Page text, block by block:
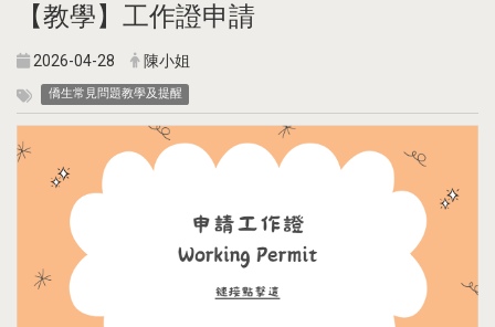
【教學】工作證申請
2026-04-28 陳小姐
僑生常見問題教學及提醒